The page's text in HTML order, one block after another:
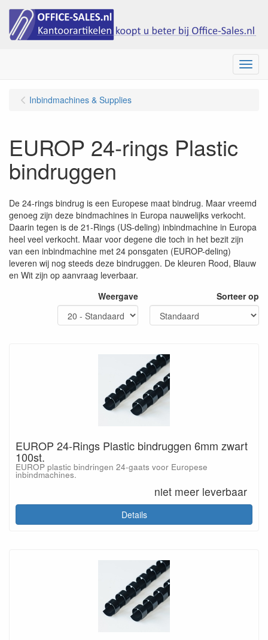
Menu
Inbindmachines & Supplies
EUROP 24-rings Plastic
bindruggen
De 24-rings bindrug is een Europese maat bindrug. Maar vreemd
genoeg zijn deze bindmachines in Europa nauwelijks verkocht.
Daarin tegen is de 21-Rings (US-deling) inbindmachine in Europa
heel veel verkocht. Maar voor degene die toch in het bezit zijn
van een inbindmachine met 24 ponsgaten (EUROP-deling)
leveren wij nog steeds deze bindruggen. De kleuren Rood, Blauw
en Wit zijn op aanvraag leverbaar.
Weergave
Sorteer op
EUROP 24-Rings Plastic bindruggen 6mm zwart
100st.
EUROP plastic bindringen 24-gaats voor Europese
inbindmachines.
niet meer leverbaar
Details